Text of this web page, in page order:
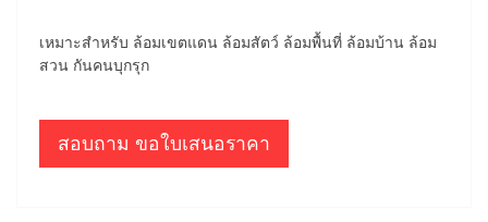
เหมาะสำหรับ ล้อมเขตแดน ล้อมสัตว์ ล้อมพื้นที่ ล้อมบ้าน ล้อม
สวน กันคนบุกรุก
สอบถาม ขอใบเสนอราคา